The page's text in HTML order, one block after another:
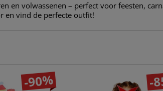
en volwassenen – perfect voor feesten,
en vind de perfecte outfit!
-90% -